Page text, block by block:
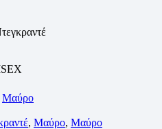
Μαύρο
, Μαύρο, Μαύρο